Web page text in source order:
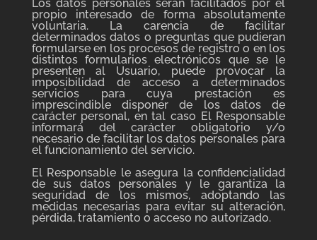
Los datos personales serán facilitados por el
propio interesado de forma absolutamente
voluntaria. La carencia de facilitar
determinados datos o preguntas que pudieran
formularse en los procesos de registro o en los
distintos formularios electrónicos que se le
presenten al Usuario, puede provocar la
imposibilidad de acceso a determinados
servicios para cuya prestación es
imprescindible disponer de los datos de
carácter personal, en tal caso El Responsable
informará del carácter obligatorio y/o
necesario de facilitar los datos personales para
el funcionamiento del servicio.
El Responsable le asegura la confidencialidad
de sus datos personales y le garantiza la
seguridad de los mismos, adoptando las
medidas necesarias para evitar su alteración,
pérdida, tratamiento o acceso no autorizado.